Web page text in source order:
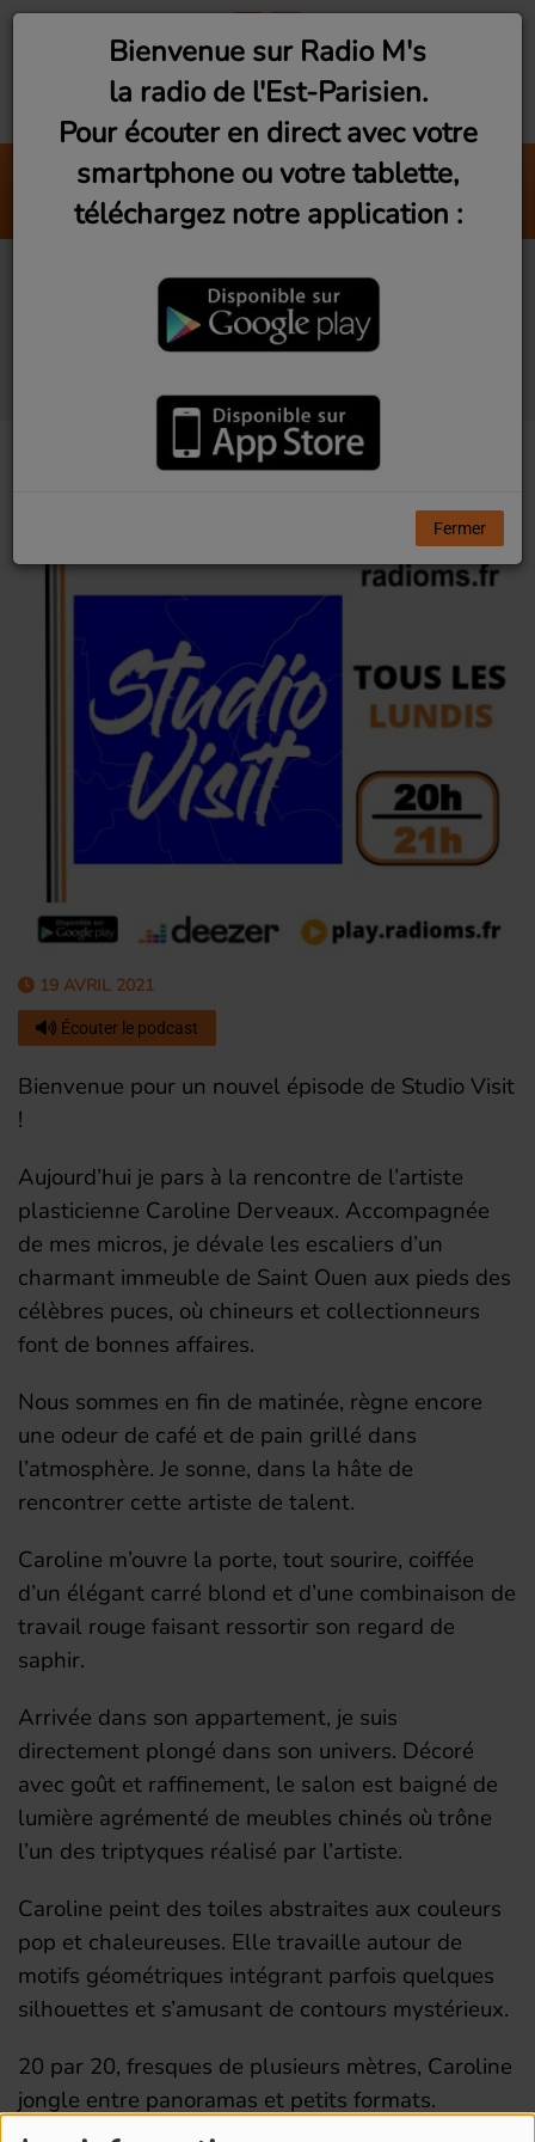
Guerrières De Lumière (Live)
Mathilde
Studio Visit #4 -
Perspective de rêve
avec Caroline Derveaux
19 AVRIL 2021
Écouter le podcast
Bienvenue pour un nouvel épisode de Studio Visit
!
Aujourd’hui je pars à la rencontre de l’artiste
plasticienne Caroline Derveaux. Accompagnée
de mes micros, je dévale les escaliers d’un
charmant immeuble de Saint Ouen aux pieds des
célèbres puces, où chineurs et collectionneurs
font de bonnes affaires.
Nous sommes en fin de matinée, règne encore
une odeur de café et de pain grillé dans
l’atmosphère. Je sonne, dans la hâte de
rencontrer cette artiste de talent.
Caroline m’ouvre la porte, tout sourire, coiffée
d’un élégant carré blond et d’une combinaison de
travail rouge faisant ressortir son regard de
saphir.
Arrivée dans son appartement, je suis
directement plongé dans son univers. Décoré
avec goût et raffinement, le salon est baigné de
lumière agrémenté de meubles chinés où trône
l’un des triptyques réalisé par l’artiste.
Caroline peint des toiles abstraites aux couleurs
pop et chaleureuses. Elle travaille autour de
motifs géométriques intégrant parfois quelques
silhouettes et s’amusant de contours mystérieux.
20 par 20, fresques de plusieurs mètres, Caroline
jongle entre panoramas et petits formats.
Bienvenue sur Radio M's
la radio de l'Est-Parisien.
Pour écouter en direct avec votre
smartphone ou votre tablette,
téléchargez notre application :
Fermer